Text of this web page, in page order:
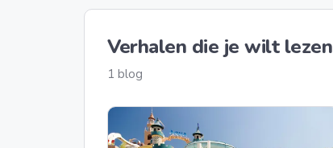
Verhalen die je wilt lezen
1 blog